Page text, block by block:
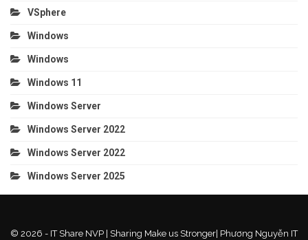
VSphere
Windows
Windows
Windows 11
Windows Server
Windows Server 2022
Windows Server 2022
Windows Server 2025
© 2026 - IT Share NVP | Sharing Make us Stronger| Phương Nguyễn IT